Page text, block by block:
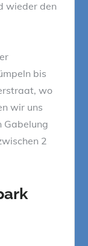
wieder den
bis
wo
wir uns
Gabelung
2